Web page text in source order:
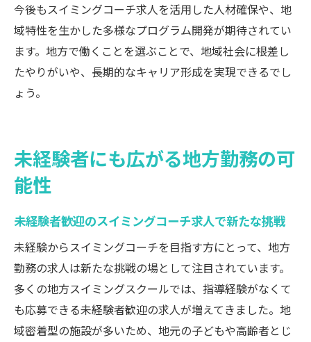
今後もスイミングコーチ求人を活用した人材確保や、地
域特性を生かした多様なプログラム開発が期待されてい
ます。地方で働くことを選ぶことで、地域社会に根差し
たやりがいや、長期的なキャリア形成を実現できるでし
ょう。
未経験者にも広がる地方勤務の可
能性
未経験者歓迎のスイミングコーチ求人で新たな挑戦
未経験からスイミングコーチを目指す方にとって、地方
勤務の求人は新たな挑戦の場として注目されています。
多くの地方スイミングスクールでは、指導経験がなくて
も応募できる未経験者歓迎の求人が増えてきました。地
域密着型の施設が多いため、地元の子どもや高齢者とじ